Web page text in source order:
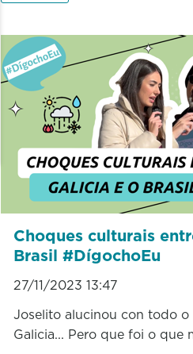
Choques culturais
Brasil #DígochoEu
27/11/2023 13:47
Joselito alucinou con todo o
Galicia... Pero que foi o que